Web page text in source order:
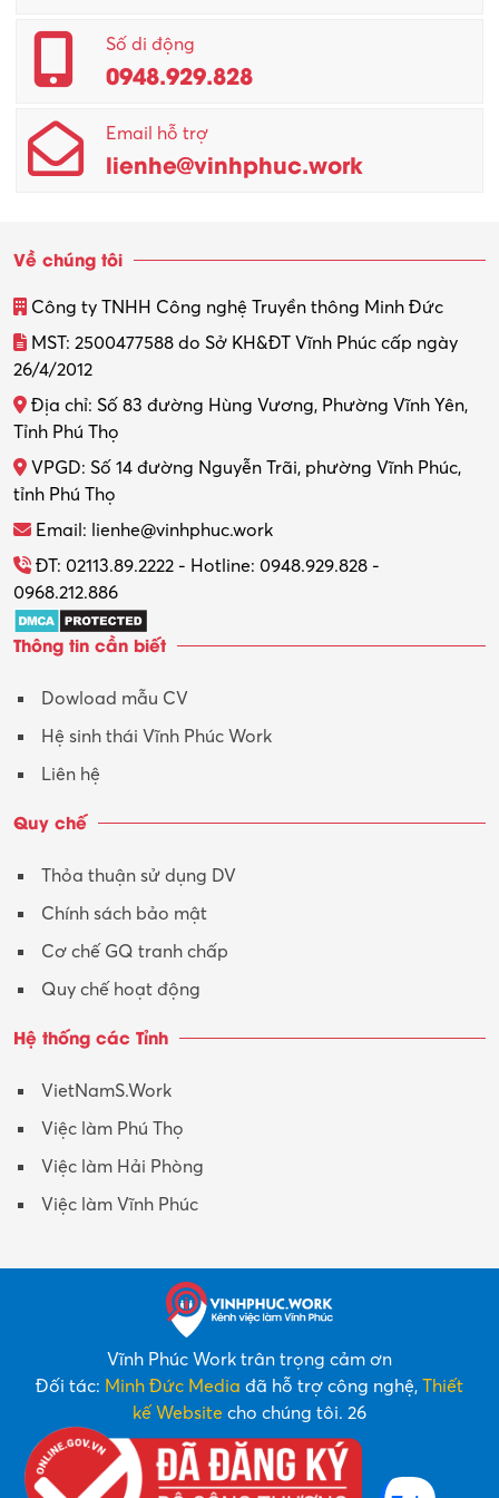
Quản lý – Giám đốc
Quản lý chất lượng – QC
Quản lý sản xuất
Quản trị kinh doanh
Thiết kế nội thất
Thợ máy – Ô tô – Xe máy
Thực tập
Tổ chức sự kiện – Quà tặng
Trợ lý
Tư vấn
Tư vấn – Kiến trúc
Y tế-Dược
Số di động
0948.929.828
Email hỗ trợ
lienhe@vinhphuc.work
Về chúng tôi
Công ty TNHH Công nghệ Truyền thông Minh Đức
MST: 2500477588 do Sở KH&ĐT Vĩnh Phúc cấp ngày
26/4/2012
Địa chỉ: Số 83 đường Hùng Vương, Phường Vĩnh Yên,
Tỉnh Phú Thọ
VPGD: Số 14 đường Nguyễn Trãi, phường Vĩnh Phúc,
tỉnh Phú Thọ
Email: lienhe@vinhphuc.work
ĐT: 02113.89.2222 - Hotline: 0948.929.828 -
0968.212.886
Thông tin cần biết
Dowload mẫu CV
Hệ sinh thái Vĩnh Phúc Work
Liên hệ
Quy chế
Thỏa thuận sử dụng DV
Chính sách bảo mật
Cơ chế GQ tranh chấp
Quy chế hoạt động
Hệ thống các Tỉnh
VietNamS.Work
Việc làm Phú Thọ
Việc làm Hải Phòng
Việc làm Vĩnh Phúc
Vĩnh Phúc Work trân trọng cảm ơn
Đối tác: Minh Đức Media đã hỗ trợ công nghệ, Thiết
kế Website cho chúng tôi. 26